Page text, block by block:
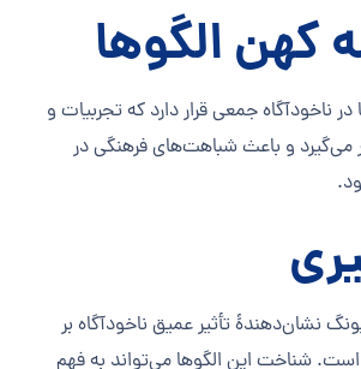
کهن الگوها
ناخودآگاه جمعی قرار دارد که تجربیات و
می‌گیرد و باعث شباهت‌های فرهنگی در
نشان‌دهندهٔ تأثیر عمیق ناخودآگاه بر
شناخت این الگوها می‌تواند به فهم